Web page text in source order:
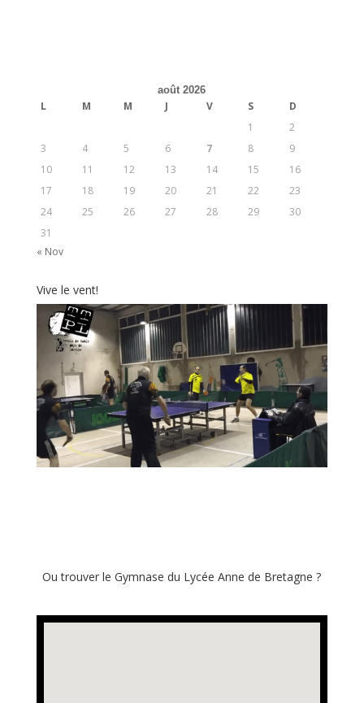
août 2026
L M M J V S
D
1
2
3
4 5 6 7 8
9
10
11 12 13 14 15
16
17
18 19 20 21 22
23
24
25 26 27 28 29
30
31
« Nov
Vive le vent!
Ou trouver le Gymnase du Lycée Anne de Bretagne ?